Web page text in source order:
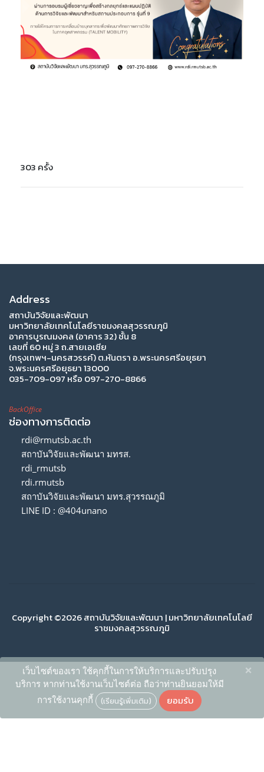
303 ครั้ง
Address
สถาบันวิจัยและพัฒนา
มหาวิทยาลัยเทคโนโลยีราชมงคลสุวรรณภูมิ
อาคารบูรณมงคล (อาคาร 32) ชั้น 8
เลขที่ 60 หมู่ 3 ถ.สายเอเซีย
(กรุงเทพฯ-นครสวรรค์) ต.หันตรา อ.พระนครศรีอยุธยา
จ.พระนครศรีอยุธยา 13000
035-709-097 หรือ 097-270-8866
BackOffice
ช่องทางการติดต่อ
rdi@rmutsb.ac.th
สถาบันวิจัยและพัฒนา มทรส.
rdi_rmutsb
rdi.rmutsb
สถาบันวิจัยและพัฒนา มทร.สุวรรณภูมิ
LINE ID : @404unano
Copyright ©2026 สถาบันวิจัยและพัฒนา | มหาวิทยาลัยเทคโนโลยี
ราชมงคลสุวรรณภูมิ
เว็บไซต์ของเรา ใช้คุกกี้ในการให้บริการและปรับปรุง
บริการ หากท่านใช้งานเว็บไซต์ต่อ ถือว่าท่านยินยอมให้มี
การใช้งานคุกกี้ (เรียนรู้เพิ่มเติม) ยอมรับ
×